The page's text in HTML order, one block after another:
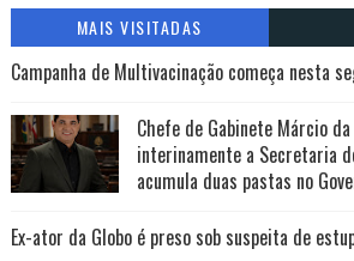
MAIS VISITADAS
Campanha de Multivacinação começa nesta
Chefe de Gabinete Márcio
interinamente a Secretaria
acumula duas pastas no
Ex-ator da Globo é preso sob suspeita de